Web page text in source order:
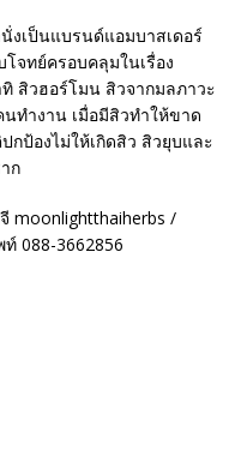
เป็นแบรนด์แอมบาสเดอร์
โจทย์ครอบคลุมในเรื่อง
สิวฮอร์โมน สิวจากมลภาวะ
ทำงาน เมื่อมีสิวทำให้ขาด
ป้องไม่ให้เกิดสิว สิวยุบและ
ก
moonlightthaiherbs /
088-3662856